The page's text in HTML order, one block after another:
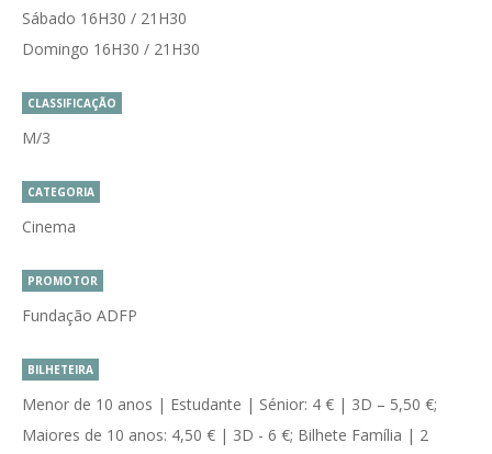
Sábado 16H30 / 21H30
Domingo 16H30 / 21H30
CLASSIFICAÇÃO
M/3
CATEGORIA
Cinema
PROMOTOR
Fundação ADFP
BILHETEIRA
Menor de 10 anos | Estudante | Sénior: 4 € | 3D – 5,50 €;
Maiores de 10 anos: 4,50 € | 3D - 6 €; Bilhete Família | 2